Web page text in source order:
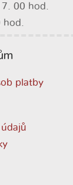
00 hod.
platby